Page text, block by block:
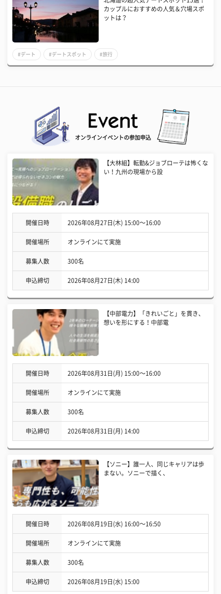
カップルにおすすめの人気＆穴場スポ
ットは？
#デート #デートスポット #旅行
オンラインイベントの参加申込
【大林組】転勤&ジョブローテは怖くな
い！九州の現場から設
開催日時 2026年08月27日(木) 15:00〜16:00
開催場所 オンラインにて実施
募集人数 300名
申込締切 2026年08月27日(木) 14:00
【中部電力】「きれいごと」を貫き、
想いを形にする！中部電
開催日時 2026年08月31日(月) 15:00〜16:00
開催場所 オンラインにて実施
募集人数 300名
申込締切 2026年08月31日(月) 14:00
【ソニー】誰一人、同じキャリアは歩
まない。ソニーで描く、
開催日時 2026年08月19日(水) 16:00〜16:50
開催場所 オンラインにて実施
募集人数 300名
申込締切 2026年08月19日(水) 15:00